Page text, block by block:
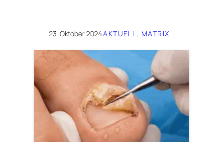
23. Oktober 2024·AKTUELL , MATRIX